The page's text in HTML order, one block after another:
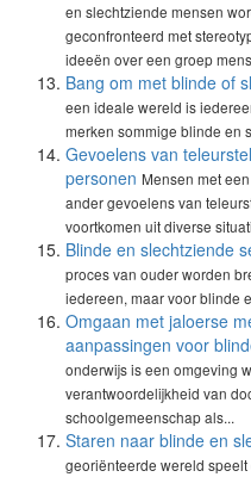
en slechtziende mensen
geconfronteerd met
ideeën over een groep
Bang om met blinde of
een ideale wereld is
merken sommige blinde en
Gevoelens van
personen Mensen met
ander gevoelens van
voortkomen uit diverse
Blinde en slechtziende
proces van ouder worden
iedereen, maar voor blinde
Omgaan met jaloerse
aanpassingen voor
onderwijs is een omgeving
verantwoordelijkheid van
schoolgemeenschap als...
Staren naar blinde en
georiënteerde wereld